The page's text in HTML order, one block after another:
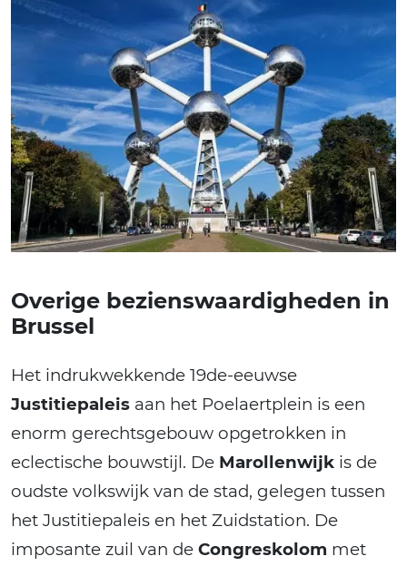
Overige bezienswaardigheden in
Brussel
Het indrukwekkende 19de-eeuwse
Justitiepaleis aan het Poelaertplein is een
enorm gerechtsgebouw opgetrokken in
eclectische bouwstijl. De Marollenwijk is de
oudste volkswijk van de stad, gelegen tussen
het Justitiepaleis en het Zuidstation. De
imposante zuil van de Congreskolom met